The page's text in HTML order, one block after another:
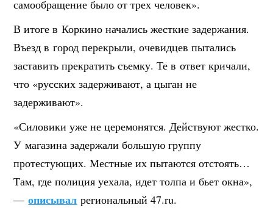
самообращение было от трех человек».
В итоге в Коркино начались жесткие задержания.
Въезд в город перекрыли, очевидцев пытались
заставить прекратить съемку. Те в ответ кричали,
что «русских задерживают, а цыган не
задерживают».
«Силовики уже не церемонятся. Действуют жестко.
У магазина задержали большую группу
протестующих. Местные их пытаются отстоять…
Там, где полиция уехала, идет толпа и бьет окна»,
—описывал региональный 47.ru.